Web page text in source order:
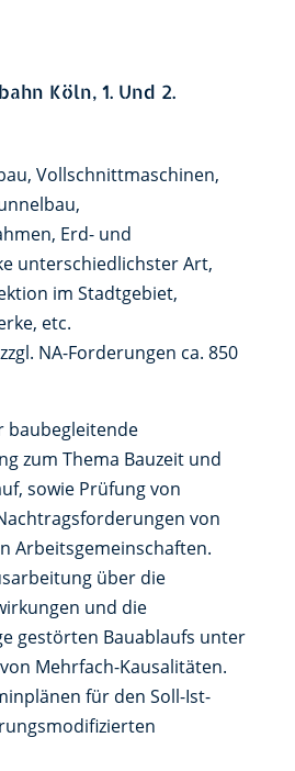
Köln, 1. Und 2.
Vollschnittmaschinen,
Erd- und
unterschiedlichster Art,
im Stadtgebiet,
etc.
NA-Forderungen ca. 850
baubegleitende
zum Thema Bauzeit und
sowie Prüfung von
von
Arbeitsgemeinschaften.
über die
und die
gestörten Bauablaufs unter
Mehrfach-Kausalitäten.
für den Soll-Ist-